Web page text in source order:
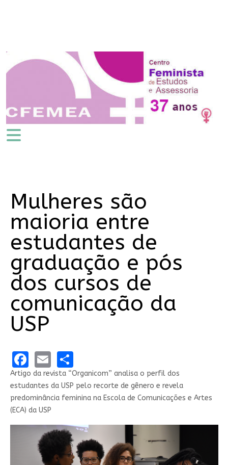
Mulheres são
maioria entre
estudantes de
graduação e pós
dos cursos de
comunicação da
USP
Facebook
EmailShare
Artigo da revista “Organicom” analisa o perfil dos
estudantes da USP pelo recorte de gênero e revela
predominância feminina na Escola de Comunicações e Artes
(ECA) da USP